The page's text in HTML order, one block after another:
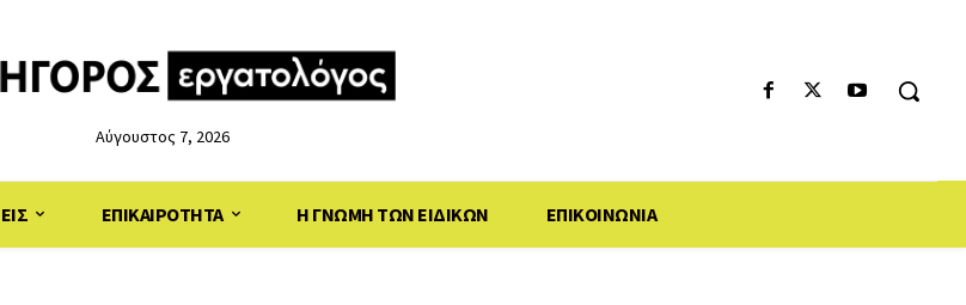
Αύγουστος 7, 2026
ΕΠΙΚΑΙΡΟΤΗΤΑ Η ΓΝΩΜΗ ΤΩΝ ΕΙΔΙΚΩΝ ΕΠΙΚΟΙΝΩΝΙΑ